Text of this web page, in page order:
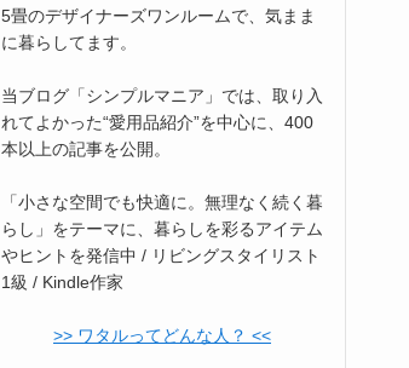
5畳のデザイナーズワンルームで、気まま
に暮らしてます。
当ブログ「シンプルマニア」では、取り入
れてよかった“愛用品紹介”を中心に、400
本以上の記事を公開。
「小さな空間でも快適に。無理なく続く暮
らし」をテーマに、暮らしを彩るアイテム
やヒントを発信中 / リビングスタイリスト
1級 / Kindle作家
>> ワタルってどんな人？ <<